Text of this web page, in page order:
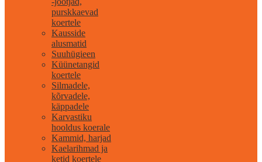
purskkaevad
koertele
Kausside
alusmatid
Suuhügieen
Küünetangid
koertele
Silmadele,
kõrvadele,
käppadele
Karvastiku
hooldus koerale
Kammid, harjad
Kaelarihmad ja
ketid koertele